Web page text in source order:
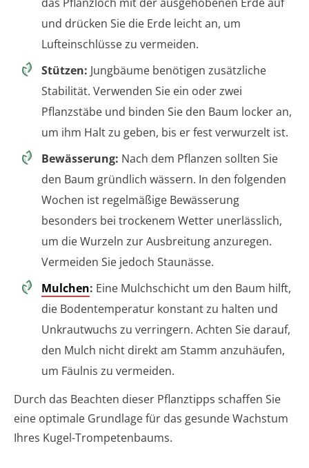
das Pflanzloch mit der ausgehobenen Erde auf
und drücken Sie die Erde leicht an, um
Lufteinschlüsse zu vermeiden.
Stützen: Jungbäume benötigen zusätzliche
Stabilität. Verwenden Sie ein oder zwei
Pflanzstäbe und binden Sie den Baum locker an,
um ihm Halt zu geben, bis er fest verwurzelt ist.
Bewässerung: Nach dem Pflanzen sollten Sie
den Baum gründlich wässern. In den folgenden
Wochen ist regelmäßige Bewässerung
besonders bei trockenem Wetter unerlässlich,
um die Wurzeln zur Ausbreitung anzuregen.
Vermeiden Sie jedoch Staunässe.
Mulchen: Eine Mulchschicht um den Baum hilft,
die Bodentemperatur konstant zu halten und
Unkrautwuchs zu verringern. Achten Sie darauf,
den Mulch nicht direkt am Stamm anzuhäufen,
um Fäulnis zu vermeiden.
Durch das Beachten dieser Pflanztipps schaffen Sie
eine optimale Grundlage für das gesunde Wachstum
Ihres Kugel-Trompetenbaums.